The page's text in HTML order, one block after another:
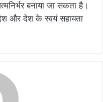
बनाया जा सकता है।
और देश के स्वयं सहायता